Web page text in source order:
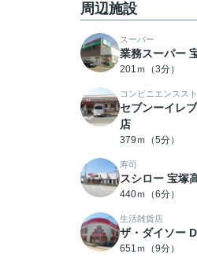
周辺施設
スーパー
業務スーパー
201ｍ（3分）
コンビニエンスス
セブンーイレ
店
379ｍ（5分）
寿司
スシロー 宝塚
440ｍ（6分）
生活雑貨店
ザ・ダイソー
651ｍ（9分）